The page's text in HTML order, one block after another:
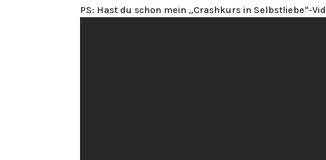
PS: Hast du schon mein „Crashkurs in Selbstliebe“-